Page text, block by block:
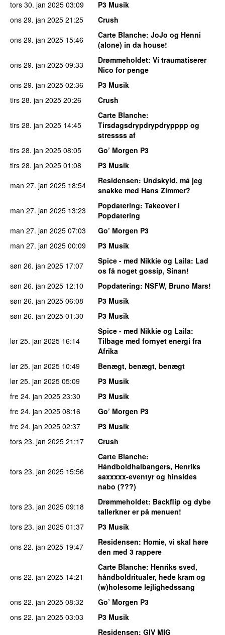
tors 30. jan 2025 03:09
P3 Musik
ons 29. jan 2025 21:25
Crush
ons 29. jan 2025 15:46 Carte Blanche: JoJo og Henni
(alone) in da house!
ons 29. jan 2025 09:33 Drømmeholdet: Vi traumatiserer
Nico for penge
ons 29. jan 2025 02:36
P3 Musik
tirs 28. jan 2025 20:26 Crush
tirs 28. jan 2025 14:45
Carte Blanche:
Tirsdagsdrypdrypdrypppp og
stressss af
tirs 28. jan 2025 08:05
Go’ Morgen P3
tirs 28. jan 2025 01:08
P3 Musik
man 27. jan 2025 18:54 Residensen: Undskyld, må jeg
snakke med Hans Zimmer?
man 27. jan 2025 13:23 Popdatering: Takeover i
Popdatering
man 27. jan 2025 07:03
Go’ Morgen P3
man 27. jan 2025 00:09
P3 Musik
søn 26. jan 2025 17:07 Spice - med Nikkie og Laila: Lad
os få noget gossip, Sinan!
søn 26. jan 2025 12:10 Popdatering: NSFW, Bruno Mars!
søn 26. jan 2025 06:08
P3 Musik
søn 26. jan 2025 01:30 P3 Musik
lør 25. jan 2025 16:14
Spice - med Nikkie og Laila:
Tilbage med fornyet energi fra
Afrika
lør 25. jan 2025 10:49
Benægt, benægt, benægt
lør 25. jan 2025 05:09
P3 Musik
fre 24. jan 2025 23:30
P3 Musik
fre 24. jan 2025 08:16
Go’ Morgen P3
fre 24. jan 2025 02:37
P3 Musik
tors 23. jan 2025 21:17 Crush
tors 23. jan 2025 15:56
Carte Blanche:
Håndboldhalbangers, Henriks
saxxxxx-eventyr og hinsides
nabo (???)
tors 23. jan 2025 09:18 Drømmeholdet: Backflip og dybe
tallerkner er på menuen!
tors 23. jan 2025 01:37
P3 Musik
ons 22. jan 2025 19:47 Residensen: Homie, vi skal høre
den med 3 rappere
ons 22. jan 2025 14:21
Carte Blanche: Henriks sved,
håndboldritualer, hede kram og
(w)holesome lejlighedssang
ons 22. jan 2025 08:32
Go’ Morgen P3
ons 22. jan 2025 03:03
P3 Musik
Residensen: GIV MIG